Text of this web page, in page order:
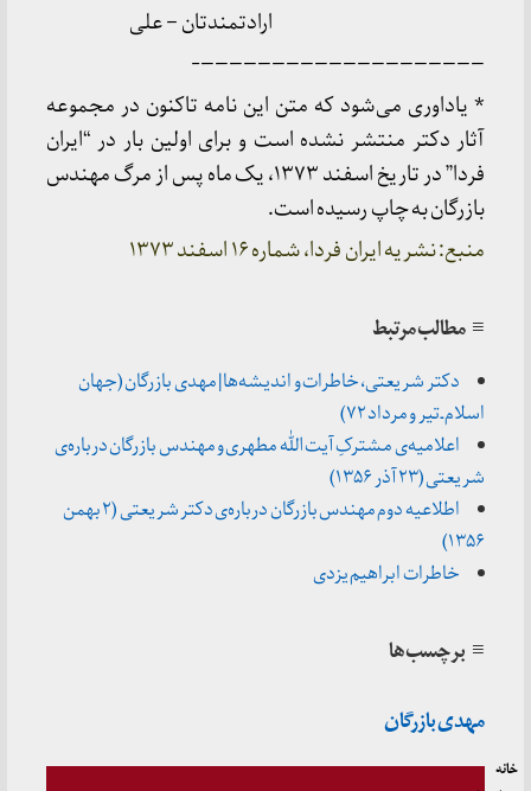
ارادتمندتان – علی
————————————————————-
* یاداوری می‌شود که متن این نامه تاکنون در مجموعه
آثار دکتر منتشر نشده است و برای اولین بار در “ایران
فردا” در تاریخ اسفند ۱۳۷۳، یک ماه پس از مرگ مهندس
بازرگان به چاپ رسیده است.
منبع: نشریه ایران فردا، شماره ۱۶ اسفند ۱۳۷۳
≡ مطالب مرتبط
دکتر شریعتی، خاطرات و اندیشه‌ها | مهدی بازرگان (جهان
اسلام ـ تیر و مرداد ۷۲)
اعلامیه‌ی مشترکِ آیت الله مطهری و مهندس بازرگان درباره‌ی
شریعتی (۲۳ آذر ۱۳۵۶)
اطلاعیه دوم مهندس بازرگان درباره‌ی دکتر شریعتی (۲ بهمن
۱۳۵۶)
خاطرات ابراهیم یزدی
≡ برچسب‌ها
مهدی بازرگان
خانه